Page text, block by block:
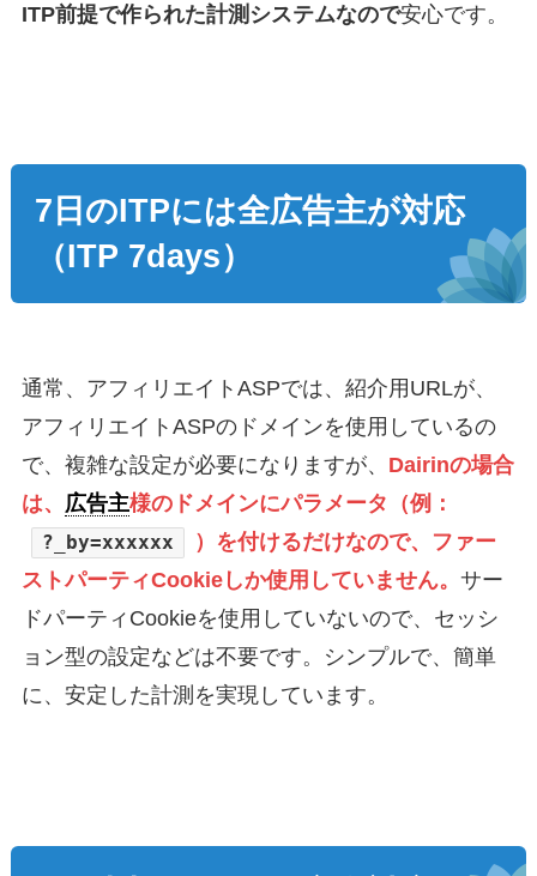
ITP前提で作られた計測システムなので安心です。
7日のITPには全広告主が対応
（ITP 7days）
通常、アフィリエイトASPでは、紹介用URLが、
アフィリエイトASPのドメインを使用しているの
で、複雑な設定が必要になりますが、 Dairinの場合
は、 広告主様のドメインにパラメータ（例：
?_by=xxxxxx
）を付けるだけなので、ファー
ストパーティCookieしか使用していません。 サー
ドパーティCookieを使用していないので、セッシ
ョン型の設定などは不要です。シンプルで、簡単
に、安定した計測を実現しています。